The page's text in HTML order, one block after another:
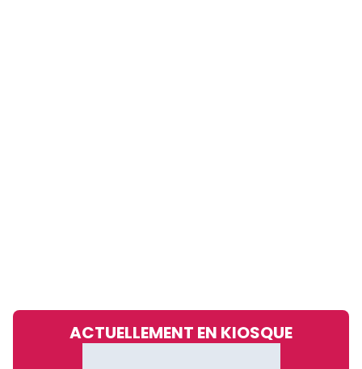
ACTUELLEMENT EN KIOSQUE